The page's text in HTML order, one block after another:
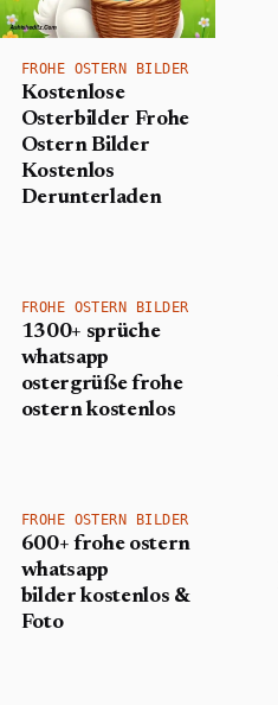
FROHE OSTERN BILDER
Kostenlose
Osterbilder Frohe
Ostern Bilder
Kostenlos
Derunterladen
FROHE OSTERN BILDER
1300+ sprüche
whatsapp
ostergrüße frohe
ostern kostenlos
FROHE OSTERN BILDER
600+ frohe ostern
whatsapp
bilder kostenlos &
Foto